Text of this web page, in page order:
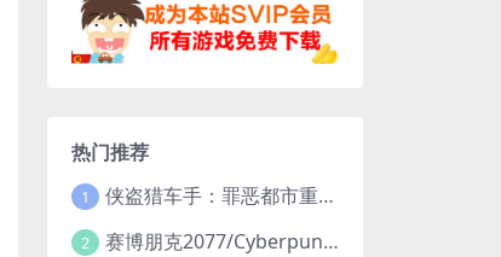
热门推荐
1 侠盗猎车手：罪恶都市重制版/Grand Theft Auto: Vice City – The Definitive Edition
2 赛博朋克2077/Cyberpunk 2077（更新v2.20全DLC）